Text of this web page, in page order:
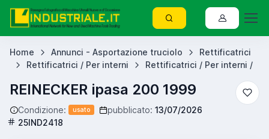
Home Annunci - Asportazione truciolo
Rettificatrici
Rettificatrici / Per interni
Rettificatrici / Per interni /
REINECKER ipasa 200 1999
Condizione: usato pubblicato: 13/07/2026
25IND2418